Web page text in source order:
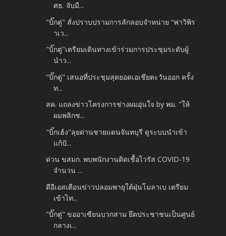
ศธ. จับมื...
"บิ๊กตู่" สั่งปราบปรามการลักลอบจำหน่าย “ฟาวิพิร
าเว...
"บิ๊กตู่"เตรียมเดินทางเข้าร่วมการประชุมระดับผู้
นำว...
"บิ๊กตู่" เสนอที่ประชุมสุดยอดเอเชียตะวันออก ครั้ง
ท...
สค. แถลงข่าวโครงการช่างผมอุ่นใจ by พม. "ให้
ผมพลิกช...
"บิ๊กเฮ้ง"ลุยด่านชายแดนจันทบุรี ดูระบบนำเข้า
แก้ปั...
ด่วน ขสมก. พบพนักงานติดเชื้อไวรัส COVID-19
จำนวน​ ...
ดีอีเอสเตือนข่าวปลอมพายุใต้ฝุ่นโมลาเบ เตรียม
เข้าไท...
"บิ๊กตู่" ขออาเซียนบวกสาม ยึดประชาชนเป็นศูนย์
กลางเ...